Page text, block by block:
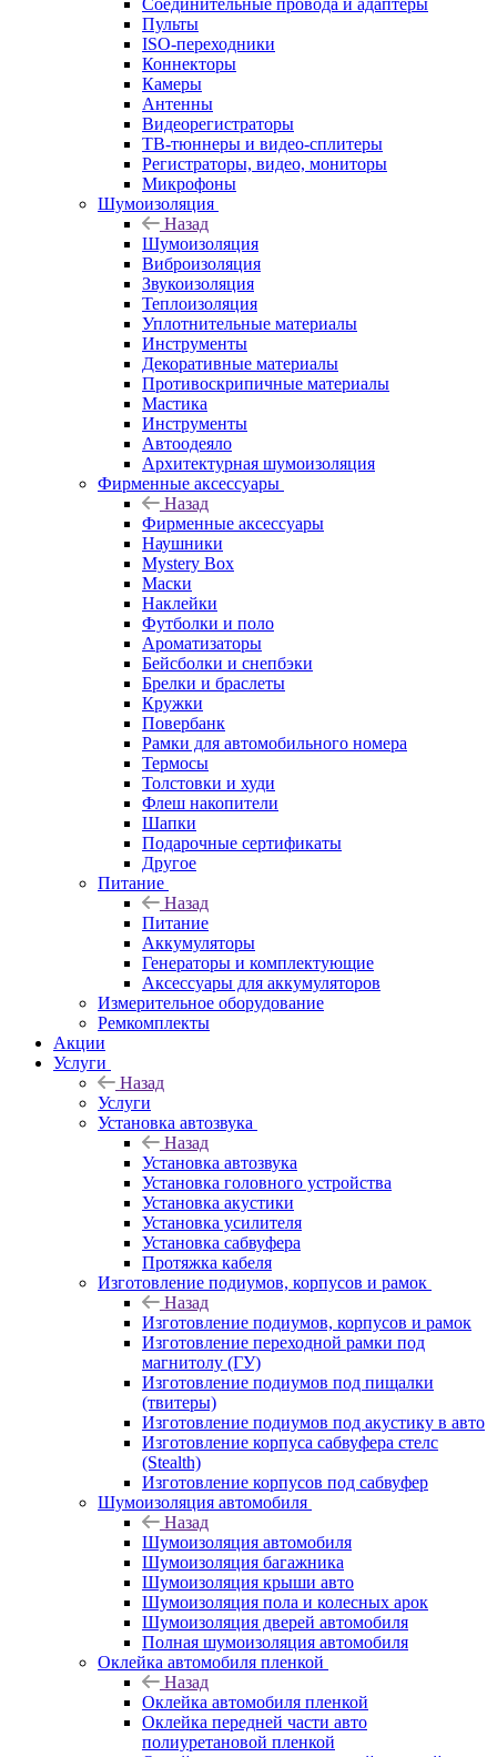
Соединительные провода и адаптеры
Пульты
ISO-переходники
Коннекторы
Камеры
Антенны
Видеорегистраторы
ТВ-тюннеры и видео-сплитеры
Регистраторы, видео, мониторы
Микрофоны
Шумоизоляция
Назад
Шумоизоляция
Виброизоляция
Звукоизоляция
Теплоизоляция
Уплотнительные материалы
Инструменты
Декоративные материалы
Противоскрипичные материалы
Мастика
Инструменты
Автоодеяло
Архитектурная шумоизоляция
Фирменные аксессуары
Назад
Фирменные аксессуары
Наушники
Mystery Box
Маски
Наклейки
Футболки и поло
Ароматизаторы
Бейсболки и снепбэки
Брелки и браслеты
Кружки
Повербанк
Рамки для автомобильного номера
Термосы
Толстовки и худи
Флеш накопители
Шапки
Подарочные сертификаты
Другое
Питание
Назад
Питание
Аккумуляторы
Генераторы и комплектующие
Аксессуары для аккумуляторов
Измерительное оборудование
Ремкомплекты
Акции
Услуги
Назад
Услуги
Установка автозвука
Назад
Установка автозвука
Установка головного устройства
Установка акустики
Установка усилителя
Установка сабвуфера
Протяжка кабеля
Изготовление подиумов, корпусов и рамок
Назад
Изготовление подиумов, корпусов и рамок
Изготовление переходной рамки под
магнитолу (ГУ)
Изготовление подиумов под пищалки
(твитеры)
Изготовление подиумов под акустику в авто
Изготовление корпуса сабвуфера стелс
(Stealth)
Изготовление корпусов под сабвуфер
Шумоизоляция автомобиля
Назад
Шумоизоляция автомобиля
Шумоизоляция багажника
Шумоизоляция крыши авто
Шумоизоляция пола и колесных арок
Шумоизоляция дверей автомобиля
Полная шумоизоляция автомобиля
Оклейка автомобиля пленкой
Назад
Оклейка автомобиля пленкой
Оклейка передней части авто
полиуретановой пленкой